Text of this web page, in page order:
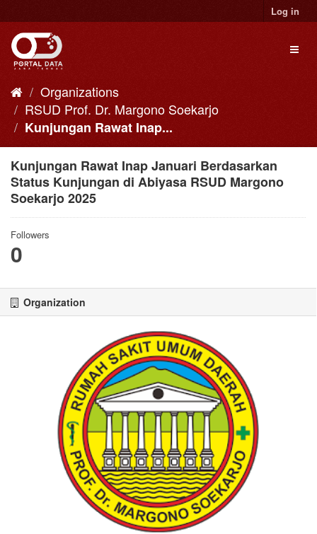
to
content
Log in
Organizations
RSUD Prof. Dr. Margono Soekarjo
Kunjungan Rawat Inap...
Kunjungan Rawat Inap Januari Berdasarkan
Status Kunjungan di Abiyasa RSUD Margono
Soekarjo 2025
Followers
0
Organization